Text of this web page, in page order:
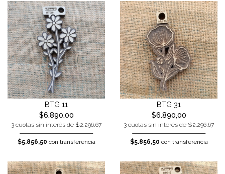
BTG 11
$6.890,00
3 cuotas sin interés de $2.296,67
$5.856,50 con transferencia
BTG 31
$6.890,00
3 cuotas sin interés de $2.296,67
$5.856,50 con transferencia